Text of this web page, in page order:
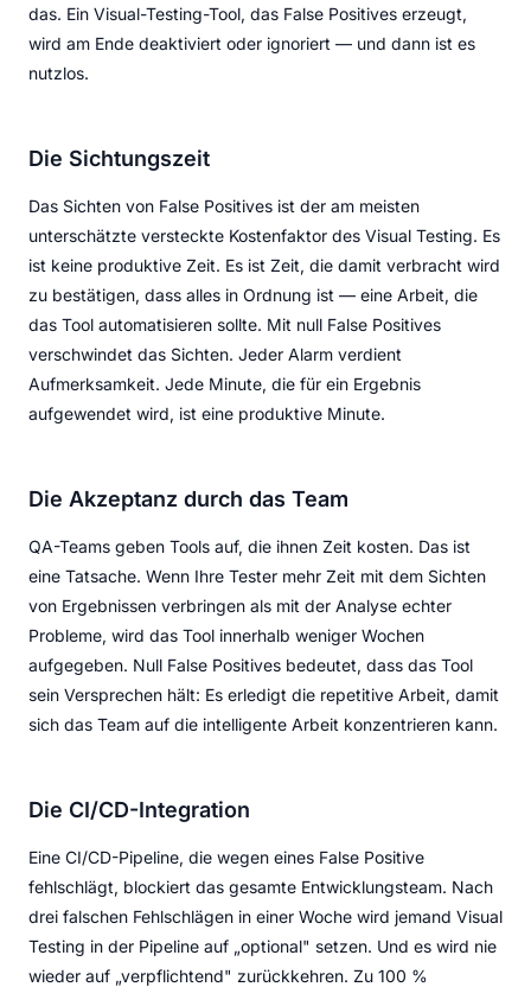
das. Ein Visual-Testing-Tool, das False Positives erzeugt,
wird am Ende deaktiviert oder ignoriert — und dann ist es
nutzlos.
Die Sichtungszeit
Das Sichten von False Positives ist der am meisten
unterschätzte versteckte Kostenfaktor des Visual Testing. Es
ist keine produktive Zeit. Es ist Zeit, die damit verbracht wird
zu bestätigen, dass alles in Ordnung ist — eine Arbeit, die
das Tool automatisieren sollte. Mit null False Positives
verschwindet das Sichten. Jeder Alarm verdient
Aufmerksamkeit. Jede Minute, die für ein Ergebnis
aufgewendet wird, ist eine produktive Minute.
Die Akzeptanz durch das Team
QA-Teams geben Tools auf, die ihnen Zeit kosten. Das ist
eine Tatsache. Wenn Ihre Tester mehr Zeit mit dem Sichten
von Ergebnissen verbringen als mit der Analyse echter
Probleme, wird das Tool innerhalb weniger Wochen
aufgegeben. Null False Positives bedeutet, dass das Tool
sein Versprechen hält: Es erledigt die repetitive Arbeit, damit
sich das Team auf die intelligente Arbeit konzentrieren kann.
Die CI/CD-Integration
Eine CI/CD-Pipeline, die wegen eines False Positive
fehlschlägt, blockiert das gesamte Entwicklungsteam. Nach
drei falschen Fehlschlägen in einer Woche wird jemand Visual
Testing in der Pipeline auf „optional" setzen. Und es wird nie
wieder auf „verpflichtend" zurückkehren. Zu 100 %